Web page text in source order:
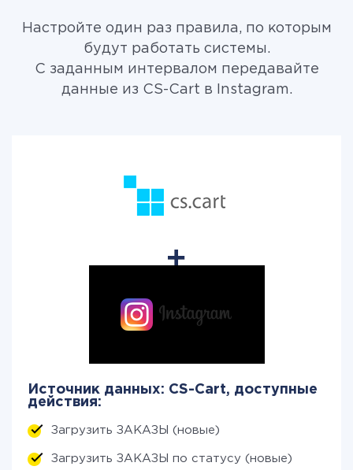
Настройте один раз правила, по которым
будут работать системы.
С заданным интервалом передавайте
данные из CS-Cart в Instagram.
Источник данных: CS-Cart, доступные
действия:
Загрузить ЗАКАЗЫ (новые)
Загрузить ЗАКАЗЫ по статусу (новые)